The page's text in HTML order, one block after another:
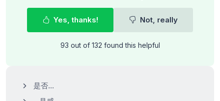
Yes, thanks! Not, really
93 out of 132 found this helpful
是否…